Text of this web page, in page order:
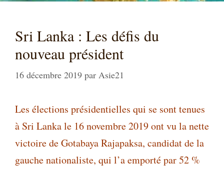
Sri Lanka : Les défis du
nouveau président
16 décembre 2019 par Asie21
Les élections présidentielles qui se sont tenues
à Sri Lanka le 16 novembre 2019 ont vu la nette
victoire de Gotabaya Rajapaksa, candidat de la
gauche nationaliste, qui l’a emporté par 52 %